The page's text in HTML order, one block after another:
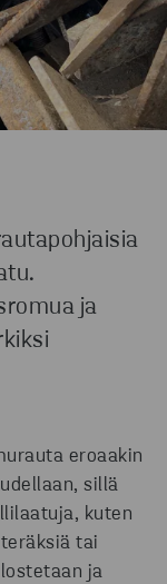
ja
eroaakin
sillä
kuten
tai
ja